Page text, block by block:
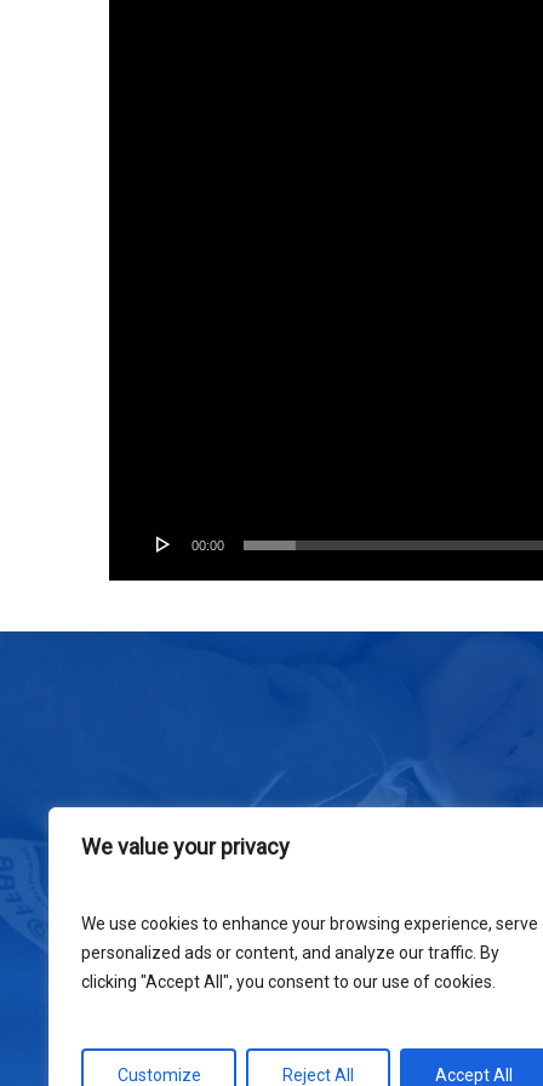
We value your privacy
We use cookies to enhance your browsing experience, serve
personalized ads or content, and analyze our traffic. By
clicking "Accept All", you consent to our use of cookies.
Customize Reject All Accept All
00:00